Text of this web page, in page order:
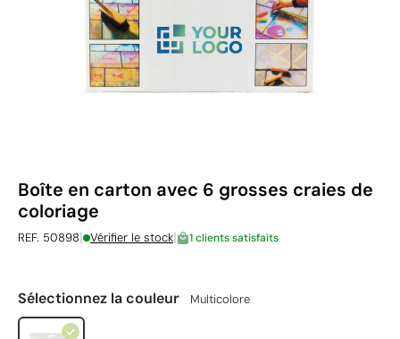
Boîte en carton avec 6 grosses craies de
coloriage
REF. 50898| Vérifier le stock| 1 clients satisfaits
Sélectionnez la couleur Multicolore